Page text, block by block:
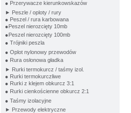
● Przerywacze kierunkowskazów
► Peszle / oploty / rury
● Peszel / rura karbowana
●Peszel nierozcięty 10mb
●Peszel nierozcięty 100mb
● Trójniki peszla
● Oplot nylonowy przewodów
● Rura osłonowa gładka
► Rurki termokurcz / taśmy izol.
● Rurki termokurczliwe
● Rurki z klejem obkurcz 3:1
● Rurki cienkościenne obkurcz 2:1
● Taśmy izolacyjne
► Przewody elektryczne